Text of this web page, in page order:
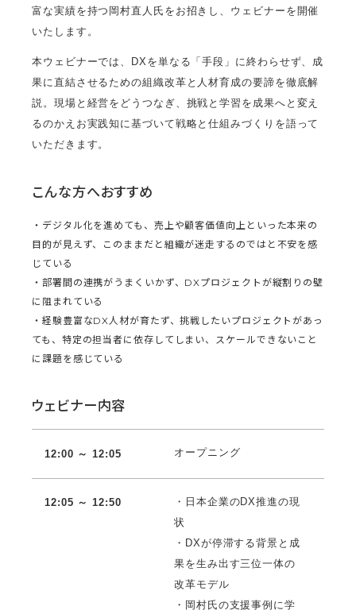
富な実績を持つ岡村直人氏をお招きし、ウェビナーを開催
いたします。
本ウェビナーでは、DXを単なる「手段」に終わらせず、成
果に直結させるための組織改革と人材育成の要諦を徹底解
説。現場と経営をどうつなぎ、挑戦と学習を成果へと変え
るのかえお実践知に基づいて戦略と仕組みづくりを語って
いただきます。
こんな方へおすすめ
・デジタル化を進めても、売上や顧客価値向上といった本来の
目的が見えず、このままだと組織が迷走するのではと不安を感
じている
・部署間の連携がうまくいかず、DXプロジェクトが縦割りの壁
に阻まれている
・経験豊富なDX人材が育たず、挑戦したいプロジェクトがあっ
ても、特定の担当者に依存してしまい、スケールできないこと
に課題を感じている
ウェビナー内容
12:00 ～ 12:05 オープニング
12:05 ～ 12:50
・日本企業のDX推進の現
状
・DXが停滞する背景と成
果を生み出す三位一体の
改革モデル
・岡村氏の支援事例に学